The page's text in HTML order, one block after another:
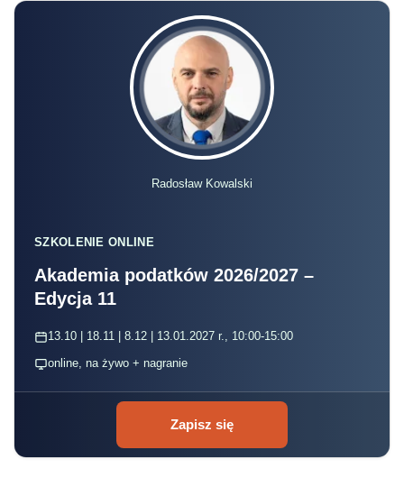
Radosław Kowalski
SZKOLENIE ONLINE
Akademia podatków 2026/2027 –
Edycja 11
13.10 | 18.11 | 8.12 | 13.01.2027 r., 10:00-15:00
online, na żywo + nagranie
Zapisz się